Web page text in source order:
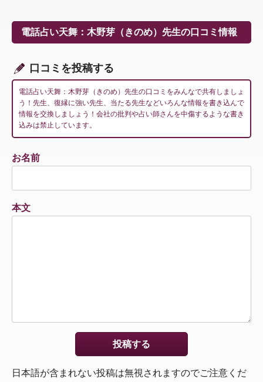
ー
シ
ン
電話占い天舞：木野芽（きのめ）先生の口コミ情報
口コミを投稿する
電話占い天舞：木野芽（きのめ）先生の口コミをみんなで共有しましょ
う！先生、復縁に強い先生、当たる先生などいろんな情報を書き込んで
情報を交換しましょう！会社の批判や占い師さんを中傷するような書き
込みは禁止しています。
お名前
本文
日本語が含まれない投稿は無視されますのでご注意くだ